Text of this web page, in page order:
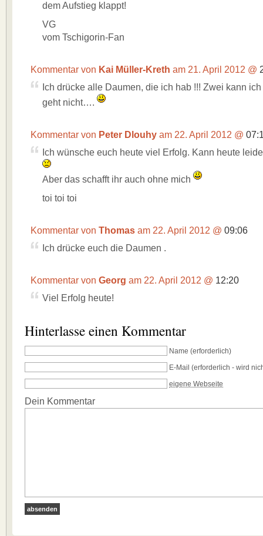
dem Aufstieg klappt!
VG
vom Tschigorin-Fan
Kommentar von Kai Müller-Kreth am 21. April 2012 @
Ich drücke alle Daumen, die ich hab !!! Zwei kann
geht nicht….
Kommentar von Peter Dlouhy am 22. April 2012 @
Ich wünsche euch heute viel Erfolg. Kann heute
Aber das schafft ihr auch ohne mich
toi toi toi
Kommentar von Thomas am 22. April 2012 @ 09:06
Ich drücke euch die Daumen .
Kommentar von Georg am 22. April 2012 @ 12:20
Viel Erfolg heute!
Hinterlasse einen Kommentar
Name (erforderlich)
E-Mail (erforderlich - wird
eigene Webseite
Dein Kommentar